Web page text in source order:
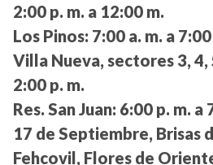
2:00 p. m. a 12:00 m.
Los Pinos: 7:00 a. m. a
Villa Nueva, sectores 3, 4,
2:00 p. m.
Res. San Juan: 6:00 p. m. a
17 de Septiembre, Brisas
Fehcovil, Flores de